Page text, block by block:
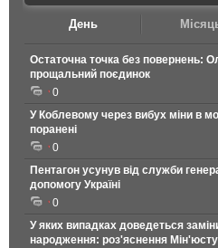
День
Остаточна точка без повернень:
прощальний поєдинок
0
У Коблевому через вибух міни в
поранені
0
Пентагон усунув від служби
допомогу Україні
0
У яких випадках доведеться
народження: роз'яснення Мін'юсту